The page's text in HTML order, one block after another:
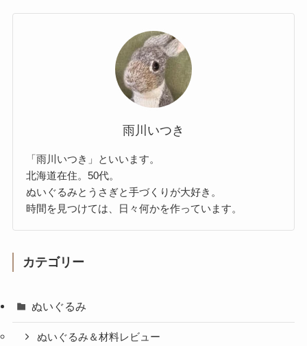
雨川いつき
「雨川いつき」といいます。
北海道在住。50代。
ぬいぐるみとうさぎと手づくりが大好き。
時間を見つけては、日々何かを作っています。
カテゴリー
ぬいぐるみ
ぬいぐるみ＆材料レビュー